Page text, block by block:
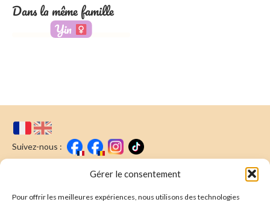
Gérer le consentement
Pour offrir les meilleures expériences, nous utilisons des technologies
Dans la même famille
Yin
Suivez-nous :
Nous écrire